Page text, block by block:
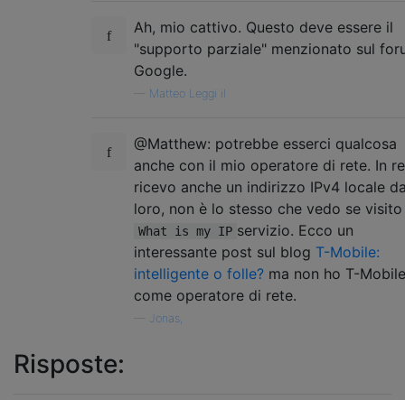
Ah, mio ​​cattivo. Questo deve essere il
"supporto parziale" menzionato sul
Google.
Matteo Leggi il
@Matthew: potrebbe esserci qualcosa
anche con il mio operatore di rete. In
ricevo anche un indirizzo IPv4 locale
loro, non è lo stesso che vedo se visito
What is my IP servizio. Ecco un
interessante post sul blog T-Mobile:
intelligente o folle? ma non ho T-Mobile
come operatore di rete.
Jonas,
Risposte: